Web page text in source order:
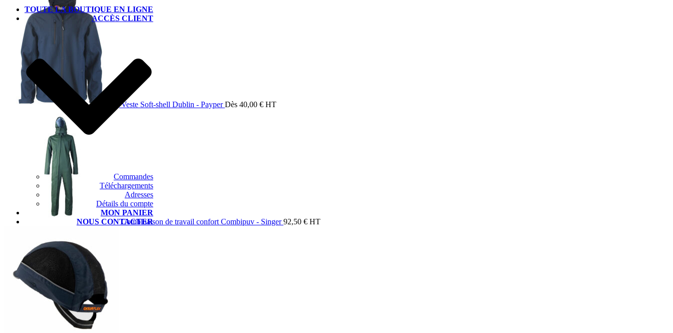
TOUTE LA BOUTIQUE EN LIGNE
ACCÈS CLIENT
Commandes
Téléchargements
Adresses
Détails du compte
MON PANIER
NOUS CONTACTER
Veste Soft-shell Dublin - Payper Dès 40,00 € HT
Combinaison de travail confort Combipuv - Singer 92,50 € HT